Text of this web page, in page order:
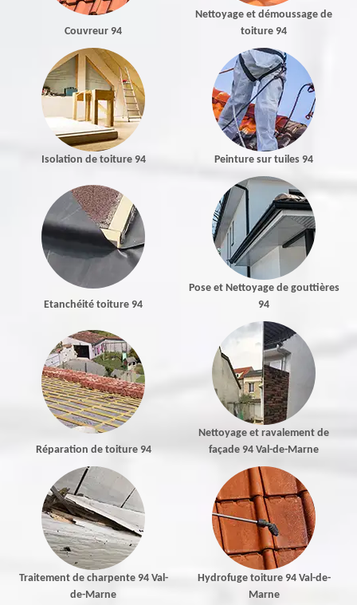
Couvreur 94
Nettoyage et démoussage de
toiture 94
Isolation de toiture 94 Peinture sur tuiles 94
Etanchéité toiture 94
Pose et Nettoyage de gouttières
94
Réparation de toiture 94
Nettoyage et ravalement de
façade 94 Val-de-Marne
Traitement de charpente 94 Val-
de-Marne
Hydrofuge toiture 94 Val-de-
Marne